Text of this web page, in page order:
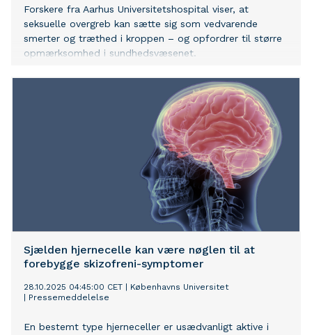
Forskere fra Aarhus Universitetshospital viser, at
seksuelle overgreb kan sætte sig som vedvarende
smerter og træthed i kroppen – og opfordrer til større
opmærksomhed i sundhedsvæsenet.
Sjælden hjernecelle kan være nøglen til at
forebygge skizofreni-symptomer
28.10.2025 04:45:00 CET
Københavns Universitet
Pressemeddelelse
En bestemt type hjerneceller er usædvanligt aktive i